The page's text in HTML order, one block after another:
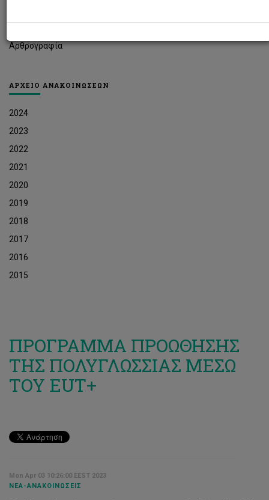
Αρθρογραφία
ΑΡΧΕΙΟ ΑΝΑΚΟΙΝΩΣΕΩΝ
2024
2023
2022
2021
2020
2019
2018
2017
2016
2015
ΠΡOΓΡΑΜΜΑ ΠΡΟΩΘΗΣΗΣ
ΤΗΣ ΠΟΛΥΓΛΩΣΣΙΑΣ ΜΕΣΩ
ΤΟΥ EUT+
Mon Apr 03 10:26:00 EEST 2023
ΝΈΑ-ΑΝΑΚΟΙΝΏΣΕΙΣ